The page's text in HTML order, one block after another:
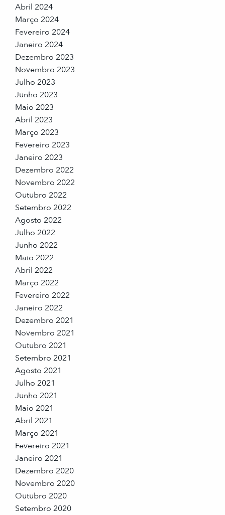
Abril 2024
Março 2024
Fevereiro 2024
Janeiro 2024
Dezembro 2023
Novembro 2023
Julho 2023
Junho 2023
Maio 2023
Abril 2023
Março 2023
Fevereiro 2023
Janeiro 2023
Dezembro 2022
Novembro 2022
Outubro 2022
Setembro 2022
Agosto 2022
Julho 2022
Junho 2022
Maio 2022
Abril 2022
Março 2022
Fevereiro 2022
Janeiro 2022
Dezembro 2021
Novembro 2021
Outubro 2021
Setembro 2021
Agosto 2021
Julho 2021
Junho 2021
Maio 2021
Abril 2021
Março 2021
Fevereiro 2021
Janeiro 2021
Dezembro 2020
Novembro 2020
Outubro 2020
Setembro 2020